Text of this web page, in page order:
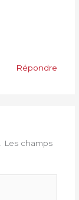
Répondre
Les champs